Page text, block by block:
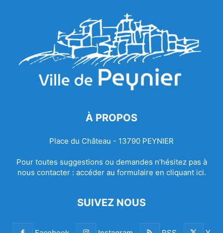
À PROPOS
Place du Château - 13790 PEYNIER
Pour toutes suggestions ou demandes n’hésitez pas à
nous contacter : accéder au formulaire en cliquant ici.
SUIVEZ NOUS